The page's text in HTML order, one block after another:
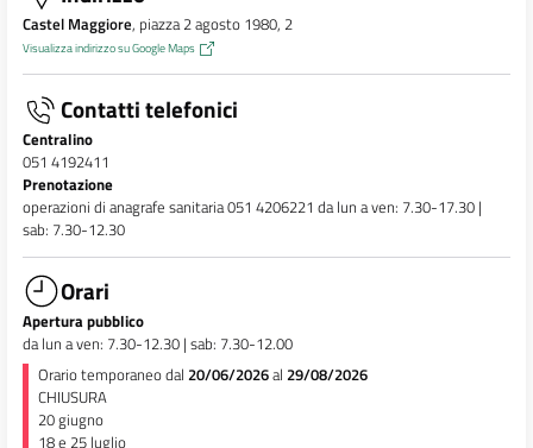
Castel Maggiore, piazza 2 agosto 1980, 2
Visualizza indirizzo su Google Maps
Contatti telefonici
Centralino
051 4192411
Prenotazione
operazioni di anagrafe sanitaria 051 4206221 da lun a ven: 7.30-17.30 |
sab: 7.30-12.30
Orari
Apertura pubblico
da lun a ven: 7.30-12.30 | sab: 7.30-12.00
Orario temporaneo dal 20/06/2026al 29/08/2026
CHIUSURA
20 giugno
18 e 25 luglio